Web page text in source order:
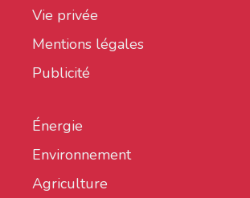
Vie privée
Mentions légales
Publicité
Énergie
Environnement
Agriculture